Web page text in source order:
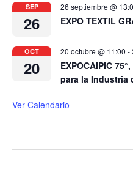
SEP
26
26 septiembre @
EXPO TEXTIL
OCT
20
20 octubre @ 11:00 -
EXPOCAIPIC
para la Industria
Ver Calendario